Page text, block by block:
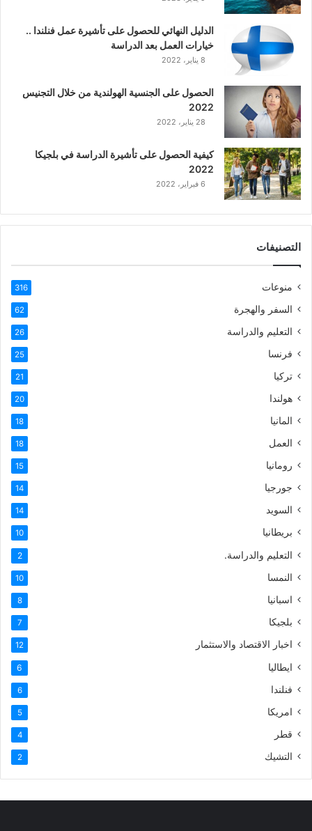
الدليل النهائي للحصول على تأشيرة عمل فنلندا ..
خيارات العمل بعد الدراسة
8 يناير، 2022
الحصول على الجنسية الهولندية من خلال التجنيس
2022
28 يناير، 2022
كيفية الحصول على تأشيرة الدراسة في بلجيكا
2022
6 فبراير، 2022
التصنيفات
منوعات 316
السفر والهجرة 62
التعليم والدراسة 26
فرنسا 25
تركيا 21
هولندا 20
المانيا 18
العمل 18
رومانيا 15
جورجيا 14
السويد 14
بريطانيا 10
التعليم والدراسة. 2
النمسا 10
اسبانيا 8
بلجيكا 7
اخبار الاقتصاد والاستثمار 12
ايطاليا 6
فنلندا 6
امريكا 5
قطر 4
التشيك 2